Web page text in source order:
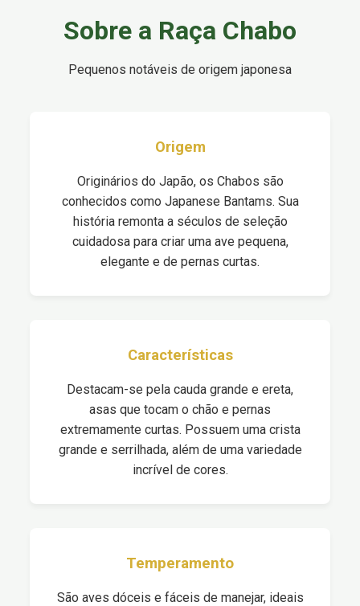
Sobre a Raça Chabo
Pequenos notáveis de origem japonesa
Origem
Originários do Japão, os Chabos são
conhecidos como Japanese Bantams. Sua
história remonta a séculos de seleção
cuidadosa para criar uma ave pequena,
elegante e de pernas curtas.
Características
Destacam-se pela cauda grande e ereta,
asas que tocam o chão e pernas
extremamente curtas. Possuem uma crista
grande e serrilhada, além de uma variedade
incrível de cores.
Temperamento
São aves dóceis e fáceis de manejar, ideais